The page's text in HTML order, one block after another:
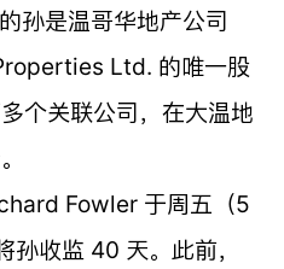
孙是温哥华地产公司
Ltd. 的唯一股
个关联公司，在大温地
Fowler 于周五（5
孙收监 40 天。此前，